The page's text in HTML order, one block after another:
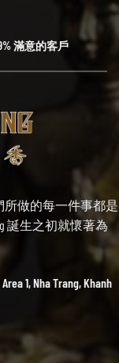
滿意的客戶
所做的每一件事都是
誕生之初就懷著為
1, Nha Trang, Khanh